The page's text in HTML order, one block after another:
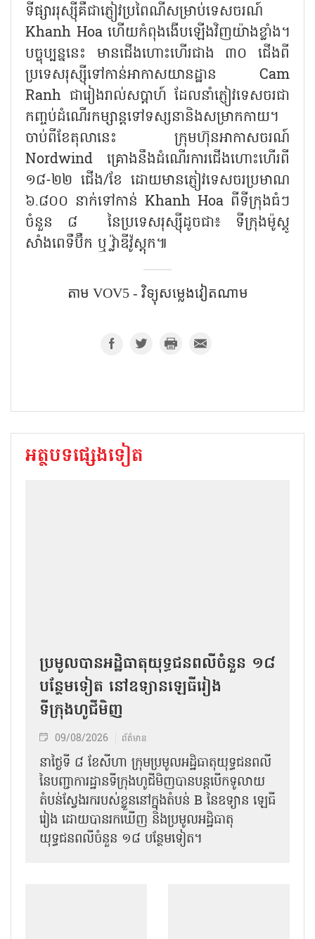
ទីផ្សាររុស្ស៊ីគឺជាភ្ញៀវប្រពៃណីសម្រាប់ទេសចរណ៍
Khanh Hoa ហើយកំពុងងើបឡើងវិញយ៉ាងខ្លាំង។
បច្ចុប្បន្ននេះ មានជើងហោះហើរជាង ៣០ ជើងពី
ប្រទេសរុស្ស៊ីទៅកាន់អាកាសយានដ្ឋាន Cam
Ranh ជារៀងរាល់សប្តាហ៍ ដែលនាំភ្ញៀវទេសចរជា
កញ្ចប់ដំណើរកម្សាន្តទៅទស្សនានិងសម្រាកកាយ។
ចាប់ពីខែតុលានេះ ក្រុមហ៊ុនអាកាសចរណ៍
Nordwind គ្រោងនឹងដំណើរការជើងហោះហើរពី
១៨-២២ ជើង/ខែ ដោយមានភ្ញៀវទេសចរប្រមាណ
៦.៨០០ នាក់ទៅកាន់ Khanh Hoa ពីទីក្រុងធំៗ
ចំនួន ៨ នៃប្រទេសរុស្ស៊ីដូចជា៖ ទីក្រុងម៉ូស្គូ
សាំងពេទឺប៊ឺក ឬ វ្ល៉ាឌីវ៉ូស្តុក៕
តាម​ VOV5 - វិទ្យុសម្លេងវៀតណាម
អត្ថបទផ្សេងទៀត
ប្រមូលបានអដ្ឋិធាតុយុទ្ធជនពលីចំនួន ១៨
បន្ថែមទៀត នៅឧទ្យានឡេធីរៀង
ទីក្រុងហូជីមិញ
09/08/2026 ព័ត៌មាន
នាថ្ងៃទី ៨ ខែសីហា ក្រុមប្រមូលអដ្ឋិធាតុយុទ្ធជនពលី
នៃបញ្ជាការដ្ឋានទីក្រុងហូជីមិញបានបន្តបើកទូលាយ
តំបន់ស្វែងរករបស់ខ្លួននៅក្នុងតំបន់ B នៃឧទ្យាន ឡេធី
រៀង ដោយបានរកឃើញ និងប្រមូលអដ្ឋិធាតុ
យុទ្ធជនពលីចំនួន ១៨ បន្ថែមទៀត។